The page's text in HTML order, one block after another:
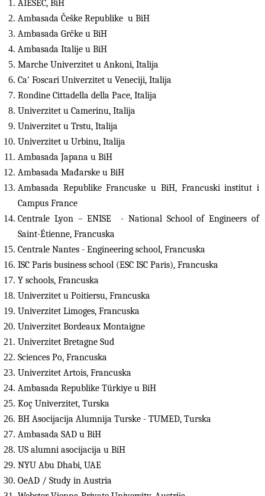
AIESEC, BiH
Ambasada Češke Republike u BiH
Ambasada Grčke u BiH
Ambasada Italije u BiH
Marche Univerzitet u Ankoni, Italija
Ca' Foscari Univerzitet u Veneciji, Italija
Rondine Cittadella della Pace, Italija
Univerzitet u Camerinu, Italija
Univerzitet u Trstu, Italija
Univerzitet u Urbinu, Italija
Ambasada Japana u BiH
Ambasada Mađarske u BiH
Ambasada Republike Francuske u BiH, Francuski institut i
Campus France
Centrale Lyon – ENISE - National School of Engineers of
Saint-Étienne, Francuska
Centrale Nantes - Engineering school, Francuska
ISC Paris business school (ESC ISC Paris), Francuska
Y schools, Francuska
Univerzitet u Poitiersu, Francuska
Univerzitet Limoges, Francuska
Univerzitet Bordeaux Montaigne
Univerzitet Bretagne Sud
Sciences Po, Francuska
Univerzitet Artois, Francuska
Ambasada Republike Türkiye u BiH
Koç Univerzitet, Turska
BH Asocijacija Alumnija Turske - TUMED, Turska
Ambasada SAD u BiH
US alumni asocijacija u BiH
NYU Abu Dhabi, UAE
OeAD / Study in Austria